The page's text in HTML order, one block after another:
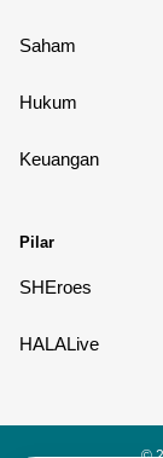
Saham
Hukum
Keuangan
Pilar
SHEroes
HALALive